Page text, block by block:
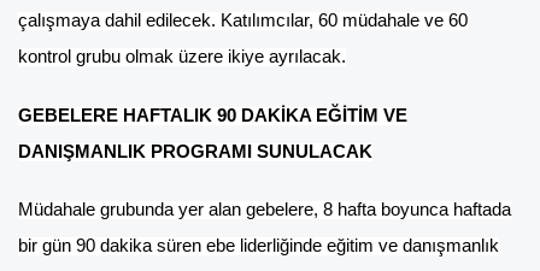
çalışmaya dahil edilecek. Katılımcılar, 60 müdahale ve 60
kontrol grubu olmak üzere ikiye ayrılacak.
GEBELERE HAFTALIK 90 DAKİKA EĞİTİM VE
DANIŞMANLIK PROGRAMI SUNULACAK
Müdahale grubunda yer alan gebelere, 8 hafta boyunca haftada
bir gün 90 dakika süren ebe liderliğinde eğitim ve danışmanlık